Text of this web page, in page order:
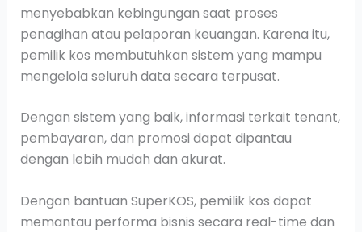
menyebabkan kebingungan saat proses
penagihan atau pelaporan keuangan. Karena itu,
pemilik kos membutuhkan sistem yang mampu
mengelola seluruh data secara terpusat.
Dengan sistem yang baik, informasi terkait tenant,
pembayaran, dan promosi dapat dipantau
dengan lebih mudah dan akurat.
Dengan bantuan SuperKOS, pemilik kos dapat
memantau performa bisnis secara real-time dan